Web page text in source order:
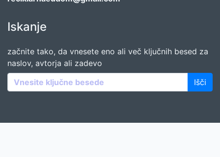
Iskanje
začnite tako, da vnesete eno ali več ključnih besed za
naslov, avtorja ali zadevo
Išči